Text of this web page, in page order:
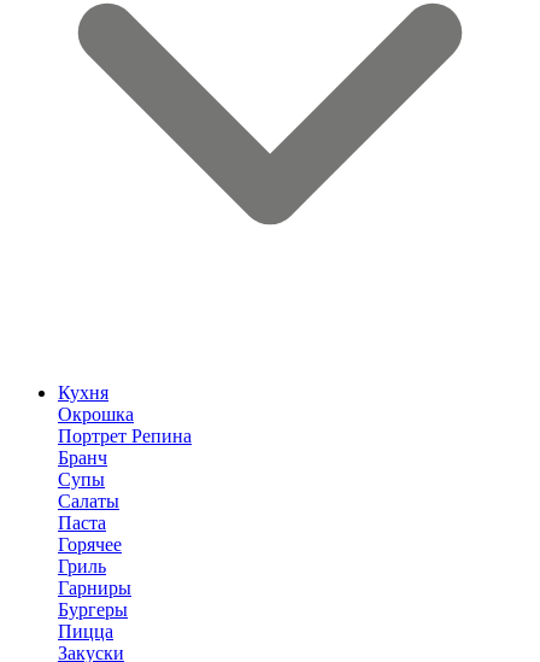
Кухня
Окрошка
Портрет Репина
Бранч
Супы
Салаты
Паста
Горячее
Гриль
Гарниры
Бургеры
Пицца
Закуски